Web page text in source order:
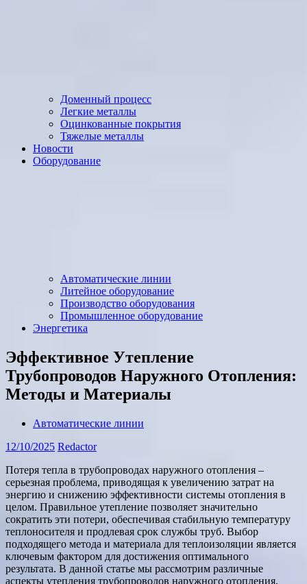
Доменный процесс
Легкие металлы
Оцинкованные покрытия
Тяжелые металлы
Новости
Оборудование
Автоматические линии
Литейное оборудование
Производство оборудования
Промышленное оборудование
Энергетика
Эффективное Утепление
Трубопроводов Наружного Отопления:
Методы и Материалы
Автоматические линии
12/10/2025 Redactor
Потеря тепла в трубопроводах наружного отопления –
серьезная проблема, приводящая к увеличению затрат на
энергию и снижению эффективности системы отопления в
целом. Правильное утепление позволяет значительно
сократить эти потери, обеспечивая стабильную температуру
теплоносителя и продлевая срок службы труб. Выбор
подходящего метода и материала для теплоизоляции является
ключевым фактором для достижения оптимального
результата. В данной статье мы рассмотрим различные
аспекты утепления трубопроводов наружного отопления,